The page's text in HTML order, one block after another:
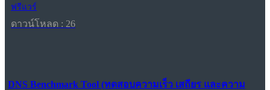
ฟรีแวร์
ดาวน์โหลด : 26
DNS Benchmark Tool (ทดสอบความเร็ว เสถียร และความ